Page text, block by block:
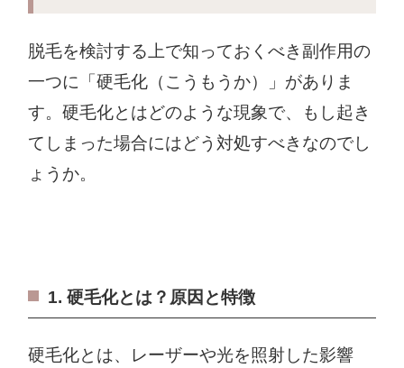
脱毛を検討する上で知っておくべき副作用の
一つに「硬毛化（こうもうか）」がありま
す。硬毛化とはどのような現象で、もし起き
てしまった場合にはどう対処すべきなのでし
ょうか。
1. 硬毛化とは？原因と特徴
硬毛化とは、レーザーや光を照射した影響